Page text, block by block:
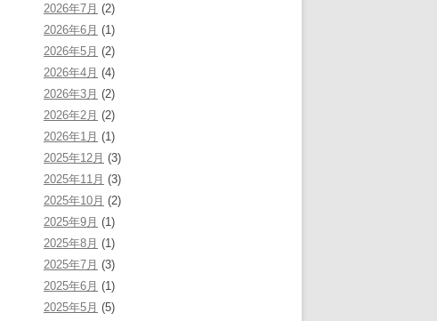
2026年7月 (2)
2026年6月 (1)
2026年5月 (2)
2026年4月 (4)
2026年3月 (2)
2026年2月 (2)
2026年1月 (1)
2025年12月 (3)
2025年11月 (3)
2025年10月 (2)
2025年9月 (1)
2025年8月 (1)
2025年7月 (3)
2025年6月 (1)
2025年5月 (5)